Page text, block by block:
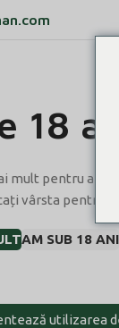
18
mult pentru a
vârsta pentru a
AM SUB 18 ANI
utilizarea